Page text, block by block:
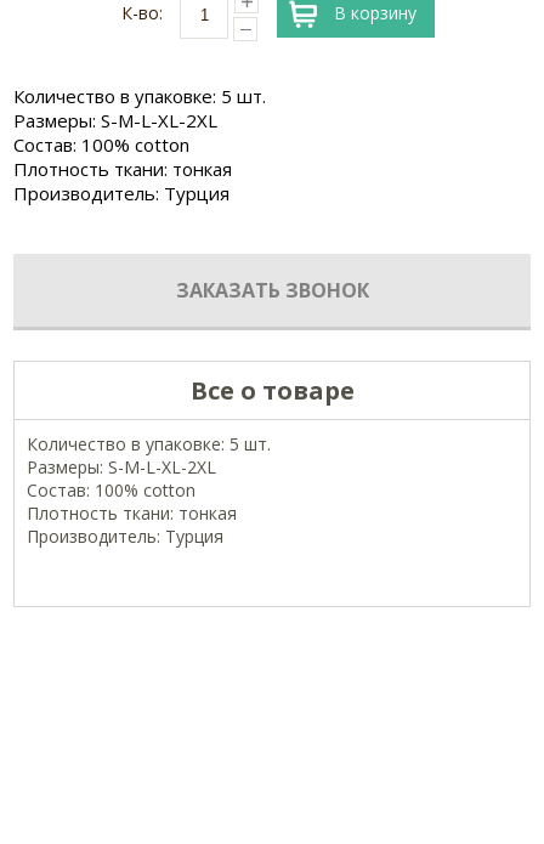
К-во: В корзину
Количество в упаковке: 5 шт.
Размеры: S-M-L-XL-2XL
Состав: 100% cotton
Плотность ткани: тонкая
Производитель: Турция
ЗАКАЗАТЬ ЗВОНОК
Все о товаре
Количество в упаковке: 5 шт.
Размеры: S-M-L-XL-2XL
Состав: 100% cotton
Плотность ткани: тонкая
Производитель: Турция